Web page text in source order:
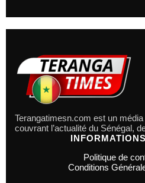
Terangatimesn.com est un média
couvrant l’actualité du Sénégal,
Politique de
Conditions